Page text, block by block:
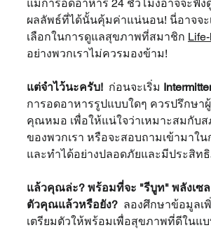
แม้การอดอาหาร 24 ชั่วโมงอาจจะฟัง
ผลลัพธ์ที่ได้นั้นคุ้มค่าแน่นอน! นี่อาจจะ
เลือกในการดูแลสุขภาพที่สมาชิก
อย่างพวกเราไม่ควรมองข้าม!
แต่จำไว้นะครับ! ก่อนจะเริ่ม
การอดอาหารรูปแบบใดๆ ควรปรึกษา
คุณหมอ เพื่อให้แน่ใจว่าเหมาะสมกับส
ของพวกเรา หรือจะสอบถามเข้ามาใ
และทำได้อย่างปลอดภัยและมีประสิท
แล้วคุณล่ะ? พร้อมที่จะ "รีบูท" พลังเซ
ตัวคุณแล้วหรือยัง? ลองศึกษาข้อมูลเ
เตรียมตัวให้พร้อมเพื่อสุขภาพที่ดีใน